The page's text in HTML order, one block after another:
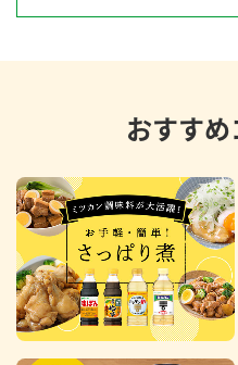
おすす